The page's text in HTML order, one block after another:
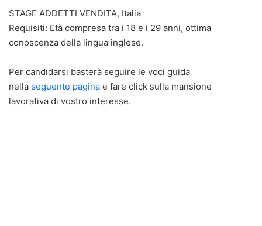
STAGE ADDETTI VENDITA, Italia
Requisiti: Età compresa tra i 18 e i 29 anni, ottima
conoscenza della lingua inglese.
Per candidarsi basterà seguire le voci guida
nella seguente pagina e fare click sulla mansione
lavorativa di vostro interesse.